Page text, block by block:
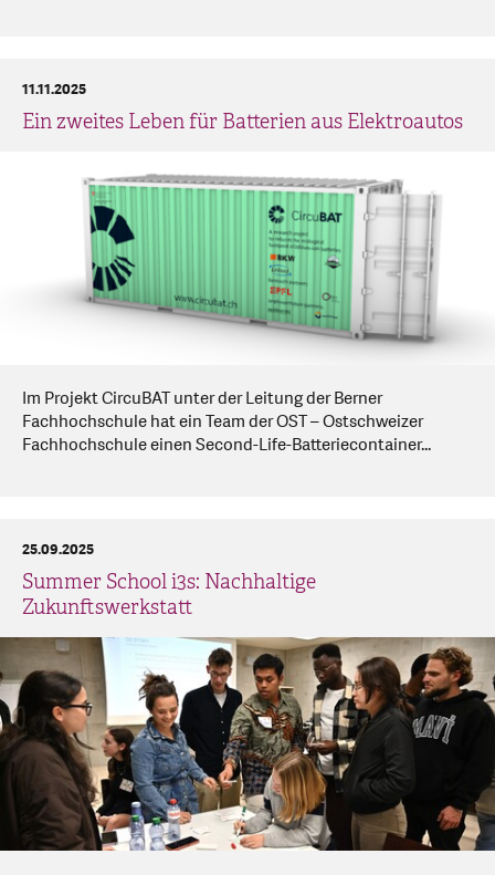
Ein zweites Leben für Batterien aus Elektroautos
11.11.2025
Im Projekt CircuBAT unter der Leitung der Berner
Fachhochschule hat ein Team der OST – Ostschweizer
Fachhochschule einen Second-Life-Batteriecontainer...
Summer School i3s: Nachhaltige
Zukunftswerkstatt
25.09.2025